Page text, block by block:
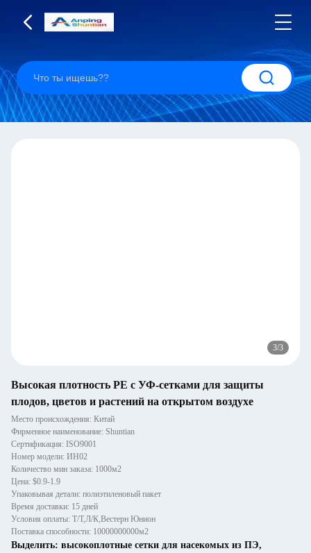
3/3
Высокая плотность PE с УФ-сетками для защиты
плодов, цветов и растений на открытом воздухе
Место происхождения: Китай
Фирменное наименование: Shuntian
Сертификация: ISO9001
Номер модели: ИН02
Количество мин заказа: 1000м2
Цена: $0.9-1.9
Упаковывая детали: полиэтиленовый пакет
Время доставки: 15 дней
Условия оплаты: Т/Т,Л/К,Вестерн Юнион
Поставка способности: 10000000000м2
Выделить: высокоплотные сетки для насекомых из ПЭ,